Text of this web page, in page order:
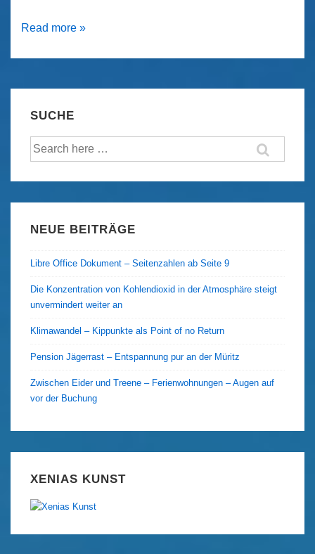
Mit
an
der
Welt
Read more »
SUCHE
Suche
NEUE BEITRÄGE
Libre Office Dokument – Seitenzahlen ab Seite 9
Die Konzentration von Kohlendioxid in der Atmosphäre steigt
unvermindert weiter an
Klimawandel – Kippunkte als Point of no Return
Pension Jägerrast – Entspannung pur an der Müritz
Zwischen Eider und Treene – Ferienwohnungen – Augen auf
vor der Buchung
XENIAS KUNST